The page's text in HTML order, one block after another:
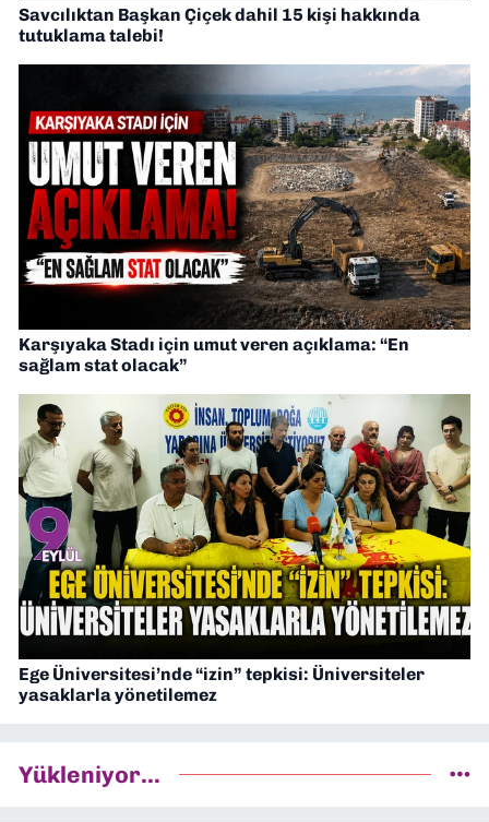
Savcılıktan Başkan Çiçek dahil 15 kişi hakkında
tutuklama talebi!
Karşıyaka Stadı için umut veren açıklama: “En
sağlam stat olacak”
Ege Üniversitesi’nde “izin” tepkisi: Üniversiteler
yasaklarla yönetilemez
Yükleniyor...